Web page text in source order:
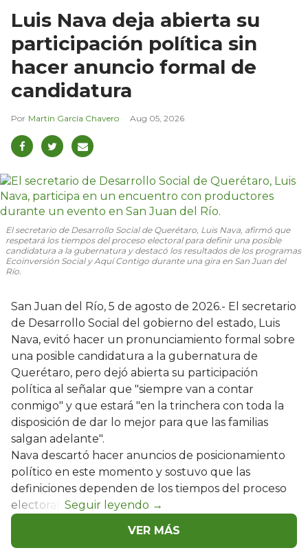
Luis Nava deja abierta su
participación política sin
hacer anuncio formal de
candidatura
Martín García Chavero Aug 05, 2026
El secretario de Desarrollo Social de Querétaro, Luis Nava, afirmó que
respetará los tiempos del proceso electoral para definir una posible
candidatura a la gubernatura y destacó los resultados de los programas
Ecoinversión Social y Aquí Contigo durante una gira en San Juan del
Río.
San Juan del Río, 5 de agosto de 2026.- El secretario
de Desarrollo Social del gobierno del estado, Luis
Nava, evitó hacer un pronunciamiento formal sobre
una posible candidatura a la gubernatura de
Querétaro, pero dejó abierta su participación
política al señalar que "siempre van a contar
conmigo" y que estará "en la trinchera con toda la
disposición de dar lo mejor para que las familias
salgan adelante".
Nava descartó hacer anuncios de posicionamiento
político en este momento y sostuvo que las
definiciones dependen de los tiempos del proceso
electoral.
VER MÁS